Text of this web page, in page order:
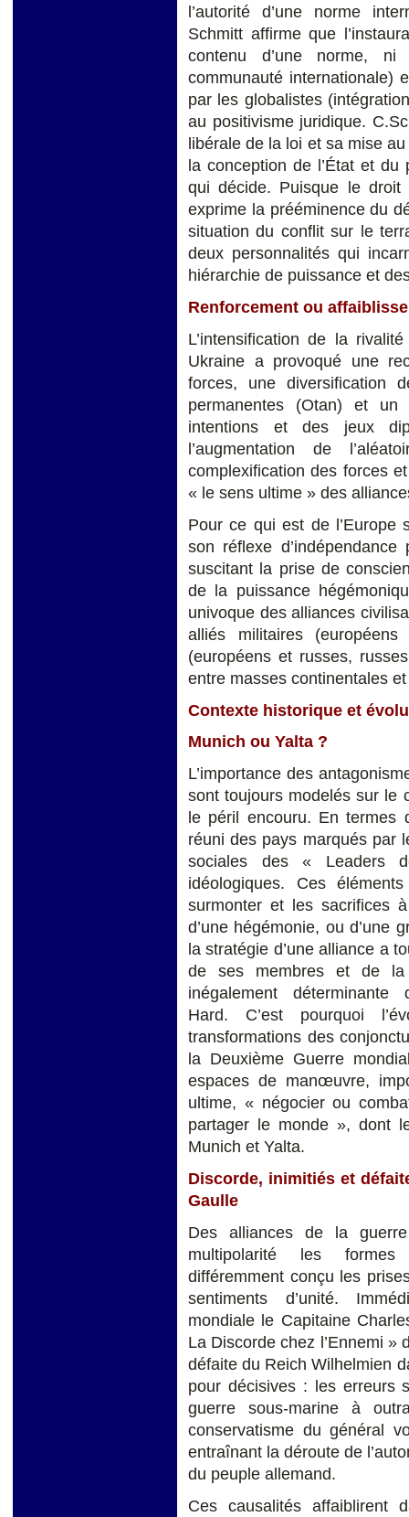
l’autorité d’une norme
Schmitt affirme que
contenu d’une norme,
communauté internationale)
par les globalistes
au positivisme juridique.
libérale de la loi et sa mise
la conception de l’État et
qui décide. Puisque le droit
exprime la prééminence du
situation du conflit sur le
deux personnalités qui
hiérarchie de puissance et
Renforcement ou
L’intensification de la
Ukraine a provoqué une
forces, une diversification
permanentes (Otan) et
intentions et des jeux
l’augmentation de
complexification des forces
« le sens ultime » des
Pour ce qui est de l’Europe
son réflexe
suscitant la prise de
de la puissance
univoque des alliances
alliés militaires
(européens et russes,
entre masses continentales
Contexte historique et
Munich ou Yalta ?
L’importance des
sont toujours modelés sur le
le péril encouru. En termes
réuni des pays marqués par
sociales des « Leaders
idéologiques. Ces
surmonter et les sacrifices
d’une hégémonie, ou d’une
la stratégie d’une alliance a
de ses membres et de la
inégalement
Hard. C’est pourquoi
transformations des
la Deuxième Guerre
espaces de manœuvre,
ultime, « négocier ou
partager le monde », dont
Munich et Yalta.
Discorde, inimitiés et
Gaulle
Des alliances de la
multipolarité les
différemment conçu les
sentiments d’unité.
mondiale le Capitaine
La Discorde chez l’Ennemi »
défaite du Reich Wilhelmien
pour décisives : les erreurs
guerre sous-marine à
conservatisme du général
entraînant la déroute de
du peuple allemand.
Ces causalités affaiblirent